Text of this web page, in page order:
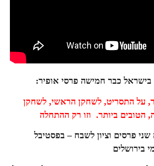
בישראל כבר חמישה פרסי אופיר:
על התסריט, לשחקן הראשי, לשחקן
הטובים ביותר. וזו רק ההתחלה
פרסים וציון לשבח – בפסטיבל
בירושלים